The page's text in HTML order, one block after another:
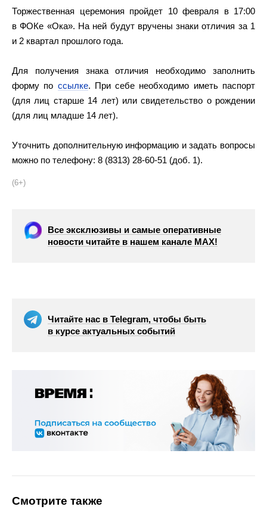
Торжественная церемония пройдет 10 февраля в 17:00
в ФОКе «Ока». На ней будут вручены знаки отличия за 1
и 2 квартал прошлого года.
Для получения знака отличия необходимо заполнить
форму по ссылке. При себе необходимо иметь паспорт
(для лиц старше 14 лет) или свидетельство о рождении
(для лиц младше 14 лет).
Уточнить дополнительную информацию и задать вопросы
можно по телефону: 8 (8313) 28-60-51 (доб. 1).
(6+)
Все эксклюзивы и самые оперативные
новости читайте в нашем канале МАХ!
Читайте нас в Telegram, чтобы быть
в курсе актуальных событий
Смотрите также